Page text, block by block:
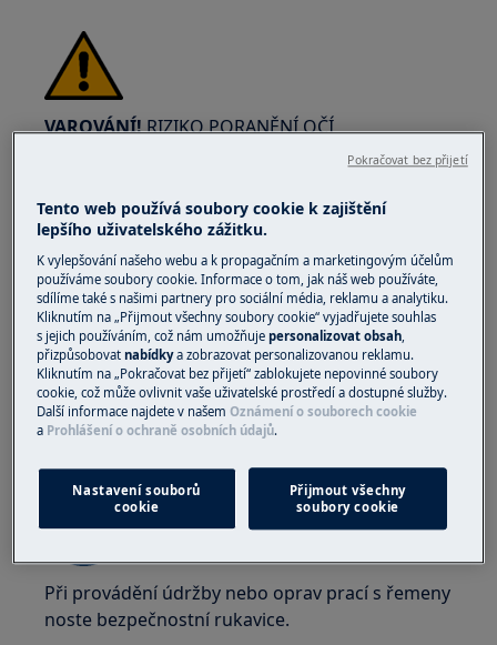
VAROVÁNÍ!RIZIKO PORANĚNÍ OČÍ
Při provádění údržby nebo oprav prací
zahrnujících pružiny noste ochranné brýle.
VAROVÁNÍ!RIZIKO PŘIŠKNUTÍ
Při provádění údržby nebo oprav prací s řemeny
noste bezpečnostní rukavice.
Tento web používá soubory cookie k zajištění
lepšího uživatelského zážitku.
K vylepšování našeho webu a k propagačním a marketingovým účelům
používáme soubory cookie. Informace o tom, jak náš web používáte,
sdílíme také s našimi partnery pro sociální média, reklamu a analytiku.
Kliknutím na „Přijmout všechny soubory cookie“ vyjadřujete souhlas
s jejich používáním, což nám umožňujepersonalizovat obsah
přizpůsobovatnabídkya zobrazovat personalizovanou reklamu.
Kliknutím na „Pokračovat bez přijetí“ zablokujete nepovinné soubory
cookie, což může ovlivnit vaše uživatelské prostředí a dostupné služby.
Další informace najdete v našemOznámení o souborech cookie
a Prohlášení o ochraně osobních údajů.
Nastavení souborů
cookie
Přijmout všechny
soubory cookie
Pokračovat bez přijetí